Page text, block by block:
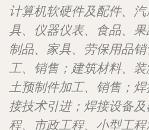
计算机软硬件及配件、
具、仪器仪表、食品、
制品、家具、劳保用品
工、销售；建筑材料、
土预制件加工、销售；
接技术引进；焊接设备
程、市政工程、小型工